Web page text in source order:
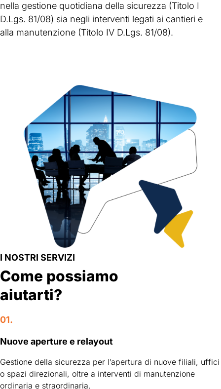
nella gestione quotidiana della sicurezza (Titolo I
D.Lgs. 81/08) sia negli interventi legati ai cantieri e
alla manutenzione (Titolo IV D.Lgs. 81/08).
I NOSTRI SERVIZI
Come possiamo
aiutarti?
01.
Nuove aperture e relayout
Gestione della sicurezza per l’apertura di nuove filiali, uffici
o spazi direzionali, oltre a interventi di manutenzione
ordinaria e straordinaria.